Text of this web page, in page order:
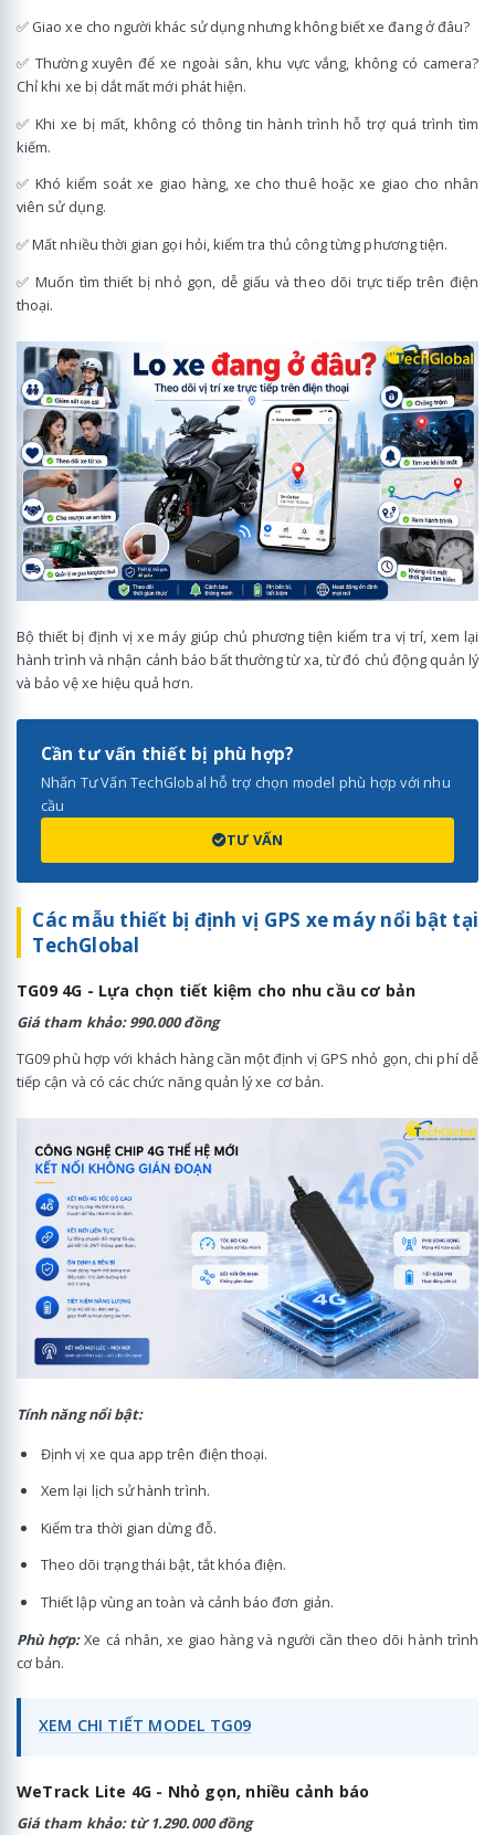
✅ Giao xe cho người khác sử dụng nhưng không biết xe đang ở đâu?
✅ Thường xuyên để xe ngoài sân, khu vực vắng, không có camera?
Chỉ khi xe bị dắt mất mới phát hiện.
✅ Khi xe bị mất, không có thông tin hành trình hỗ trợ quá trình tìm
kiếm.
✅ Khó kiểm soát xe giao hàng, xe cho thuê hoặc xe giao cho nhân
viên sử dụng.
✅ Mất nhiều thời gian gọi hỏi, kiểm tra thủ công từng phương tiện.
✅ Muốn tìm thiết bị nhỏ gọn, dễ giấu và theo dõi trực tiếp trên điện
thoại.
Bộ thiết bị định vị xe máy giúp chủ phương tiện kiểm tra vị trí, xem lại
hành trình và nhận cảnh báo bất thường từ xa, từ đó chủ động quản lý
và bảo vệ xe hiệu quả hơn.
Cần tư vấn thiết bị phù hợp?
Nhấn Tư Vấn TechGlobal hỗ trợ chọn model phù hợp với nhu
cầu
TƯ VẤN
Các mẫu thiết bị định vị GPS xe máy nổi bật tại
TechGlobal
TG09 4G - Lựa chọn tiết kiệm cho nhu cầu cơ bản
Giá tham khảo: 990.000 đồng
TG09 phù hợp với khách hàng cần một định vị GPS nhỏ gọn, chi phí dễ
tiếp cận và có các chức năng quản lý xe cơ bản.
Tính năng nổi bật:
Định vị xe qua app trên điện thoại.
Xem lại lịch sử hành trình.
Kiểm tra thời gian dừng đỗ.
Theo dõi trạng thái bật, tắt khóa điện.
Thiết lập vùng an toàn và cảnh báo đơn giản.
Phù hợp:Xe cá nhân, xe giao hàng và người cần theo dõi hành trình
cơ bản.
XEM CHI TIẾT MODEL TG09
WeTrack Lite 4G - Nhỏ gọn, nhiều cảnh báo
Giá tham khảo: từ 1.290.000 đồng